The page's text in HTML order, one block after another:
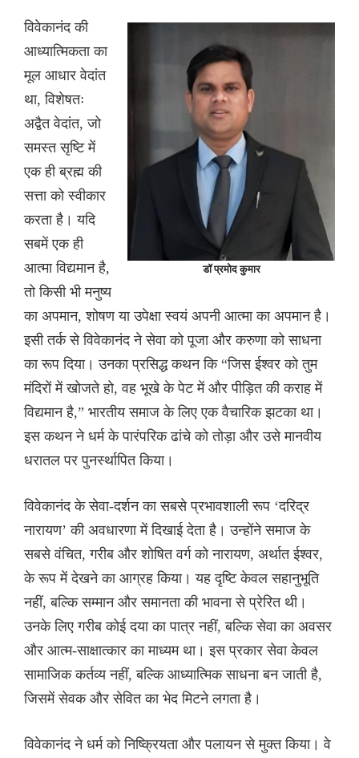
डॉ प्रमोद कुमार
विवेकानंद की
आध्यात्मिकता का
मूल आधार वेदांत
था, विशेषतः
अद्वैत वेदांत, जो
समस्त सृष्टि में
एक ही ब्रह्म की
सत्ता को स्वीकार
करता है। यदि
सबमें एक ही
आत्मा विद्यमान है,
तो किसी भी मनुष्य
का अपमान, शोषण या उपेक्षा स्वयं अपनी आत्मा का अपमान है।
इसी तर्क से विवेकानंद ने सेवा को पूजा और करुणा को साधना
का रूप दिया। उनका प्रसिद्ध कथन कि “जिस ईश्वर को तुम
मंदिरों में खोजते हो, वह भूखे के पेट में और पीड़ित की कराह में
विद्यमान है,” भारतीय समाज के लिए एक वैचारिक झटका था।
इस कथन ने धर्म के पारंपरिक ढांचे को तोड़ा और उसे मानवीय
धरातल पर पुनर्स्थापित किया।
विवेकानंद के सेवा-दर्शन का सबसे प्रभावशाली रूप ‘दरिद्र
नारायण’ की अवधारणा में दिखाई देता है। उन्होंने समाज के
सबसे वंचित, गरीब और शोषित वर्ग को नारायण, अर्थात ईश्वर,
के रूप में देखने का आग्रह किया। यह दृष्टि केवल सहानुभूति
नहीं, बल्कि सम्मान और समानता की भावना से प्रेरित थी।
उनके लिए गरीब कोई दया का पात्र नहीं, बल्कि सेवा का अवसर
और आत्म-साक्षात्कार का माध्यम था। इस प्रकार सेवा केवल
सामाजिक कर्तव्य नहीं, बल्कि आध्यात्मिक साधना बन जाती है,
जिसमें सेवक और सेवित का भेद मिटने लगता है।
विवेकानंद ने धर्म को निष्क्रियता और पलायन से मुक्त किया। वे